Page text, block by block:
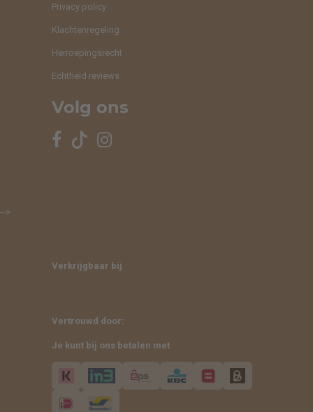
Privacy policy
Klachtenregeling
Herroepingsrecht
Echtheid reviews
Volg ons
-->
Verkrijgbaar bij
Vertrouwd door:
Je kunt bij ons betalen met